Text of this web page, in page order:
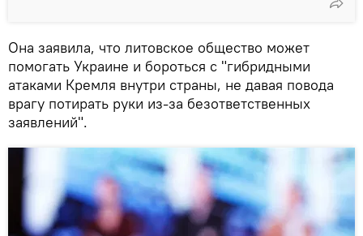
Она заявила, что литовское общество может
помогать Украине и бороться с "гибридными
атаками Кремля внутри страны, не давая повода
врагу потирать руки из-за безответственных
заявлений".